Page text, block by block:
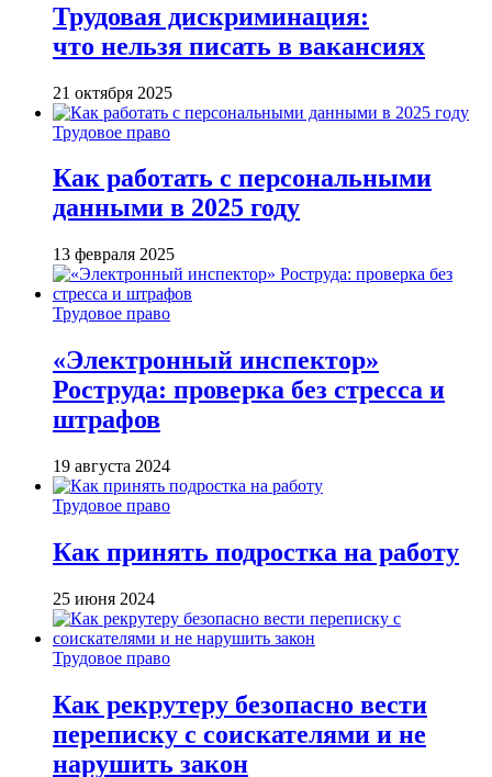
Трудовая дискриминация:
что нельзя писать в вакансиях
21 октября 2025
Трудовое право
Как работать с персональными
данными в 2025 году
13 февраля 2025
Трудовое право
«Электронный инспектор»
Роструда: проверка без стресса и
штрафов
19 августа 2024
Трудовое право
Как принять подростка на работу
25 июня 2024
Трудовое право
Как рекрутеру безопасно вести
переписку с соискателями и не
нарушить закон